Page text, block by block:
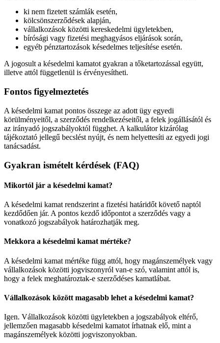
ki nem fizetett számlák esetén,
kölcsönszerződések alapján,
vállalkozások közötti kereskedelmi ügyletekben,
bírósági vagy fizetési meghagyásos eljárások során,
egyéb pénztartozások késedelmes teljesítése esetén.
A jogosult a késedelmi kamatot gyakran a tőketartozással együtt,
illetve attól függetlenül is érvényesítheti.
Fontos figyelmeztetés
A késedelmi kamat pontos összege az adott ügy egyedi
körülményeitől, a szerződés rendelkezéseitől, a felek jogállásától és
az irányadó jogszabályoktól függhet. A kalkulátor kizárólag
tájékoztató jellegű becslést nyújt, és nem helyettesíti az egyedi jogi
tanácsadást.
Gyakran ismételt kérdések (FAQ)
Mikortól jár a késedelmi kamat?
A késedelmi kamat rendszerint a fizetési határidőt követő naptól
kezdődően jár. A pontos kezdő időpontot a szerződés vagy a
vonatkozó jogszabályok határozhatják meg.
Mekkora a késedelmi kamat mértéke?
A késedelmi kamat mértéke függ attól, hogy magánszemélyek vagy
vállalkozások közötti jogviszonyról van-e szó, valamint attól is,
hogy a felek meghatároztak-e szerződéses kamatlábat.
Vállalkozások között magasabb lehet a késedelmi kamat?
Igen. Vállalkozások közötti ügyletekben a jogszabályok eltérő,
jellemzően magasabb késedelmi kamatot írhatnak elő, mint a
magánszemélyek közötti jogviszonyokban.